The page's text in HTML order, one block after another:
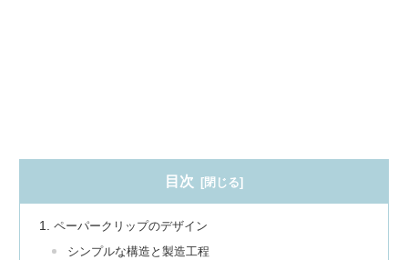
目次
ペーパークリップのデザイン
シンプルな構造と製造工程